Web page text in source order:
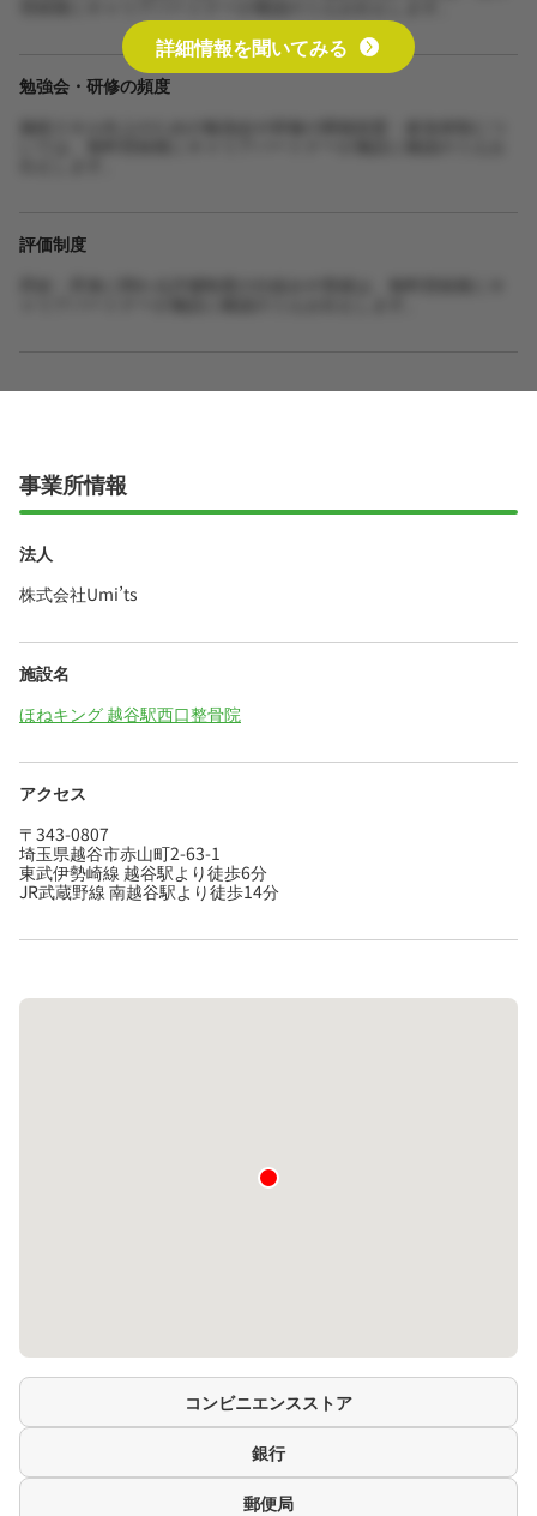
勉強会・研修の頻度
評価制度
詳細情報を聞いてみる
事業所情報
法人
株式会社Umi’ts
施設名
ほねキング 越谷駅西口整骨院
アクセス
〒343-0807
埼玉県越谷市赤山町2-63-1
東武伊勢崎線 越谷駅より徒歩6分
JR武蔵野線 南越谷駅より徒歩14分
コンビニエンスストア
銀行
郵便局